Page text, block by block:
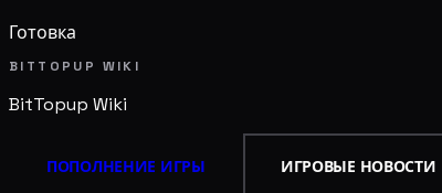
Готовка
BITTOPUP WIKI
BitTopup Wiki
ПОПОЛНЕНИЕ ИГРЫ ИГРОВЫЕ НОВОСТИ